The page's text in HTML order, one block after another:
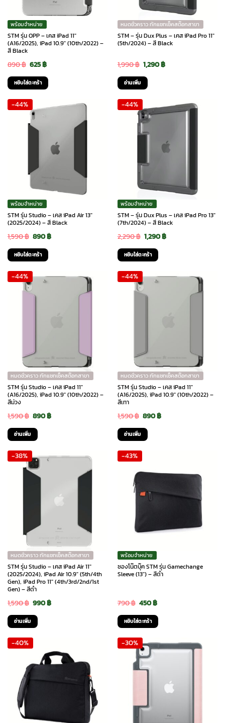
พร้อมจำหน่าย
STM รุ่น OPP – เคส iPad 11″
(A16/2025), iPad 10.9″ (10th/2022) –
สี Black
890฿ Original
price
was:
890 ฿.
625฿Current
price
is:
625 ฿.
หยิบใส่ตะกร้า
หมดชั่วคราว ทักแชทเช็คสต๊อกสาขา
STM – รุ่น Dux Plus – เคส iPad Pro 11″
(5th/2024) – สี Black
1,990฿ Original
price
was:
1,990 ฿.
1,290฿Current
1,290 ฿.
อ่านเพิ่ม
-44%
พร้อมจำหน่าย
STM รุ่น Studio – เคส iPad Air 13″
(2025/2024) – สี Black
1,590฿ Original
price
was:
1,590 ฿.
890฿Current
890 ฿.
หยิบใส่ตะกร้า
-44%
พร้อมจำหน่าย
STM – รุ่น Dux Plus – เคส iPad Pro 13″
(7th/2024) – สี Black
2,290฿ Original
price
was:
2,290 ฿.
1,290฿Current
1,290 ฿.
หยิบใส่ตะกร้า
-44%
หมดชั่วคราว ทักแชทเช็คสต๊อกสาขา
STM รุ่น Studio – เคส iPad 11″
(A16/2025), iPad 10.9″ (10th/2022) –
สีม่วง
1,590฿ Original
price
was:
1,590 ฿.
890฿Current
890 ฿.
อ่านเพิ่ม
-44%
หมดชั่วคราว ทักแชทเช็คสต๊อกสาขา
STM รุ่น Studio – เคส iPad 11″
(A16/2025), iPad 10.9″ (10th/2022) –
สีเทา
1,590฿ Original
price
was:
890฿Current
อ่านเพิ่ม
-38%
หมดชั่วคราว ทักแชทเช็คสต๊อกสาขา
STM รุ่น Studio – เคส iPad Air 11″
(2025/2024), iPad Air 10.9″ (5th/4th
Gen), iPad Pro 11″ (4th/3rd/2nd/1st
Gen) – สีดำ
1,590฿ Original
price
was:
1,590 ฿.
990฿Current
อ่านเพิ่ม
-43%
พร้อมจำหน่าย
ซองโน๊ตบุ๊ค STM รุ่น Gamechange
Sleeve (13″) – สีดำ
790฿ Original
price
was:
790 ฿.
450฿Current
price
is:
450 ฿.
หยิบใส่ตะกร้า
-40% -30%